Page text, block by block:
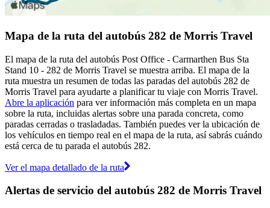
Mapa de la ruta del autobús 282 de Morris Travel
El mapa de la ruta del autobús Post Office - Carmarthen Bus Sta
Stand 10 - 282 de Morris Travel se muestra arriba. El mapa de la
ruta muestra un resumen de todas las paradas del autobús 282 de
Morris Travel para ayudarte a planificar tu viaje con Morris Travel.
Abre la aplicación para ver información más completa en un mapa
sobre la ruta, incluidas alertas sobre una parada concreta, como
paradas cerradas o trasladadas. También puedes ver la ubicación de
los vehículos en tiempo real en el mapa de la ruta, así sabrás cuándo
está cerca de tu parada el autobús 282.
Ver el mapa detallado de la ruta
Alertas de servicio del autobús 282 de Morris Travel